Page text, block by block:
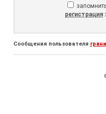
регистрация
Сообщения пользователя